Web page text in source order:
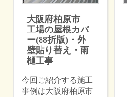
大阪府柏原市
工場の屋根カバ
ー(88折版)・外
壁貼り替え・雨
樋工事
今回ご紹介する施工
事例は大阪府柏原市